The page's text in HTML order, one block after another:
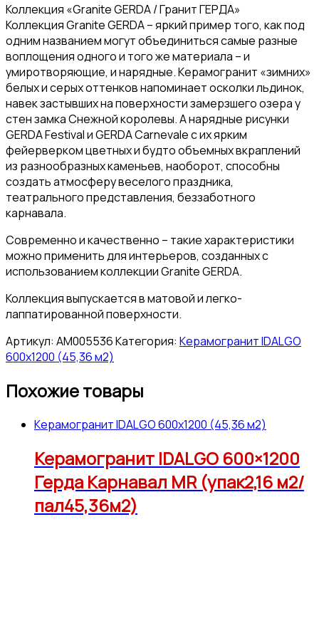
Коллекция «Granite GERDA / Гранит ГЕРДА»
Коллекция Granite GERDA – яркий пример того, как под
одним названием могут объединиться самые разные
воплощения одного и того же материала – и
умиротворяющие, и нарядные. Керамогранит «зимних»
белых и серых оттенков напоминает осколки льдинок,
навек застывших на поверхности замерзшего озера у
стен замка Снежной королевы. А нарядные рисунки
GERDA Festival и GERDA Carnevale с их ярким
фейерверком цветных и будто объемных вкраплений
из разнообразных каменьев, наоборот, способны
создать атмосферу веселого праздника,
театрального представления, беззаботного
карнавала.
Современно и качественно – такие характеристики
можно применить для интерьеров, созданных с
использованием коллекции Granite GERDA.
Коллекция выпускается в матовой и легко-
лаппатированной поверхности.
Артикул: АМ005536Категория: Керамогранит IDALGO
600x1200 (45,36 м2)
Похожие товары
Керамогранит IDALGO 600x1200 (45,36 м2)
Керамогранит IDALGO 600×1200
Герда Карнавал МR (упак2,16 м2/
пал45,36м2)